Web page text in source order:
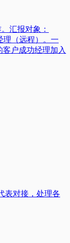
汇报对象：
理（远程）。一
户成功经理加入
表对接，处理各